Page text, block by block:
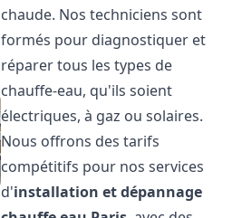
chaude. Nos techniciens sont
formés pour diagnostiquer et
réparer tous les types de
chauffe-eau, qu'ils soient
électriques, à gaz ou solaires.
Nous offrons des tarifs
compétitifs pour nos services
d'installation et dépannage